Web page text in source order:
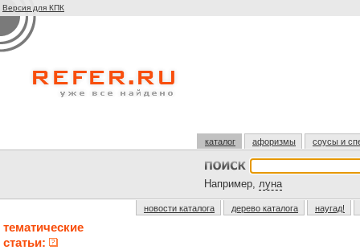
Версия для КПК
каталог афоризмы соусы и
Например, луна
новости каталога дерево каталога наугад!
тематические
статьи: